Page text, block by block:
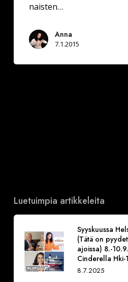
naisten…
Anna
7.1.2015
Luetuimpia artikkeleita
Syyskuussa
(Tätä on
ajoissa) 8.-
Cinderella Hki-
8.7.2025